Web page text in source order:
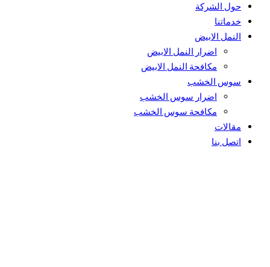
حول الشركة
خدماتنا
النمل الابيض
اضرار النمل الابيض
مكافحة النمل الابيض
سوس الخشب
اضرار سوس الخشب
مكافحة سوس الخشب
مقالات
اتصل بنا